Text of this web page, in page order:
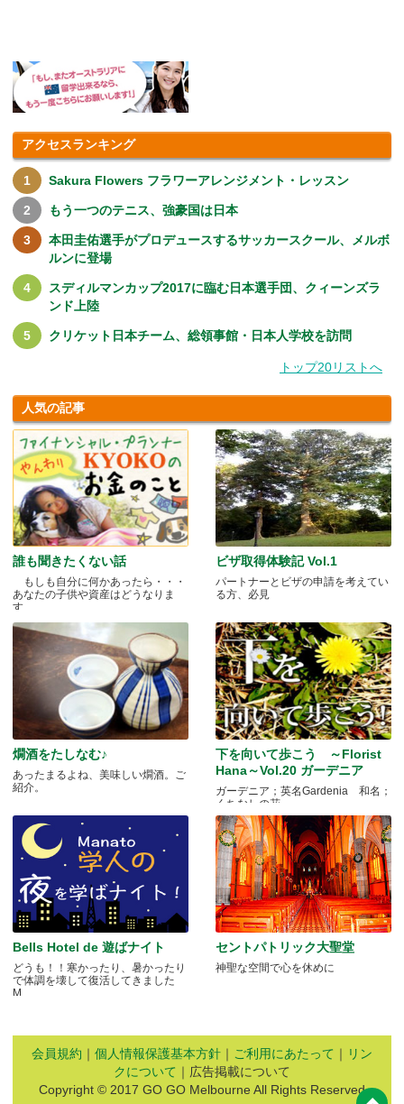
アクセスランキング
Sakura Flowers フラワーアレンジメント・レッスン
もう一つのテニス、強豪国は日本
本田圭佑選手がプロデュースするサッカースクール、メルボ
ルンに登場
スディルマンカップ2017に臨む日本選手団、クィーンズラ
ンド上陸
クリケット日本チーム、総領事館・日本人学校を訪問
トップ20リストへ
人気の記事
誰も聞きたくない話
もしも自分に何かあったら・・・
あなたの子供や資産はどうなりま
す.....
ビザ取得体験記 Vol.1
パートナーとビザの申請を考えてい
る方、必見
燗酒をたしなむ♪
あったまるよね、美味しい燗酒。ご
紹介。
下を向いて歩こう ～Florist
Hana～Vol.20 ガーデニア
ガーデニア；英名Gardenia 和名；
くちなしの花 .....
Bells Hotel de 遊ばナイト
どうも！！寒かったり、暑かったり
で体調を壊して復活してきました
M.....
セントパトリック大聖堂
神聖な空間で心を休めに
会員規約 ｜ 個人情報保護基本方針 ｜ ご利用にあたって ｜ リン
クについて ｜広告掲載について
Copyright © 2017 GO GO Melbourne All Rights Reserved